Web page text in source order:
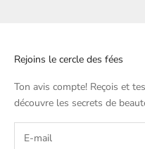
Rejoins le cercle des fées
Ton avis compte! Reçois et
découvre les secrets de